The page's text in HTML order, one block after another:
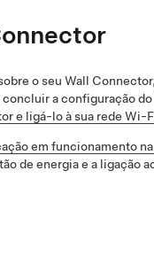
o seu Wall
a configuração
e ligá-lo à sua rede Wi-
em funcionamento
de energia e a ligação